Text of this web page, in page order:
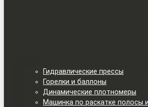
Гидравлические прессы
Горелки и баллоны
Динамические плотномеры
Машинка по раскатке полосы